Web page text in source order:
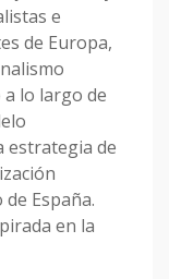
e
de Europa,
lo largo de
estrategia de
España.
en la